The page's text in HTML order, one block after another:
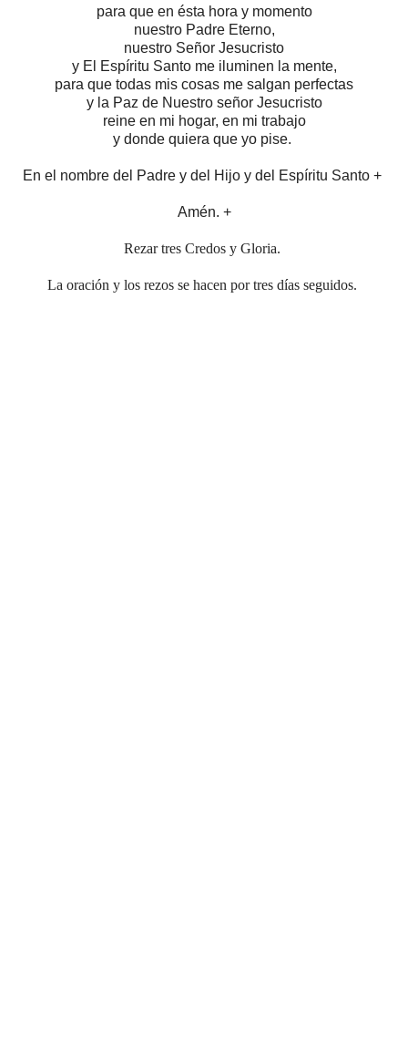
para que en ésta hora y momento
nuestro Padre Eterno,
nuestro Señor Jesucristo
y El Espíritu Santo me iluminen la mente,
para que todas mis cosas me salgan perfectas
y la Paz de Nuestro señor Jesucristo
reine en mi hogar, en mi trabajo
y donde quiera que yo pise.
En el nombre del Padre y del Hijo y del Espíritu Santo +
Amén. +
Rezar tres Credos y Gloria.
La oración y los rezos se hacen por tres días seguidos.